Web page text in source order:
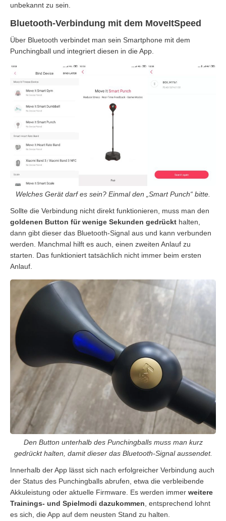
unbekannt zu sein.
Bluetooth-Verbindung mit dem MoveItSpeed
Über Bluetooth verbindet man sein Smartphone mit dem
Punchingball und integriert diesen in die App.
Welches Gerät darf es sein? Einmal den „Smart Punch“ bitte.
Sollte die Verbindung nicht direkt funktionieren, muss man den
goldenen Button für wenige Sekunden gedrückt halten,
dann gibt dieser das Bluetooth-Signal aus und kann verbunden
werden. Manchmal hilft es auch, einen zweiten Anlauf zu
starten. Das funktioniert tatsächlich nicht immer beim ersten
Anlauf.
Den Button unterhalb des Punchingballs muss man kurz
gedrückt halten, damit dieser das Bluetooth-Signal aussendet.
Innerhalb der App lässt sich nach erfolgreicher Verbindung auch
der Status des Punchingballs abrufen, etwa die verbleibende
Akkuleistung oder aktuelle Firmware. Es werden immer weitere
Trainings- und Spielmodi dazukommen , entsprechend lohnt
es sich, die App auf dem neusten Stand zu halten.